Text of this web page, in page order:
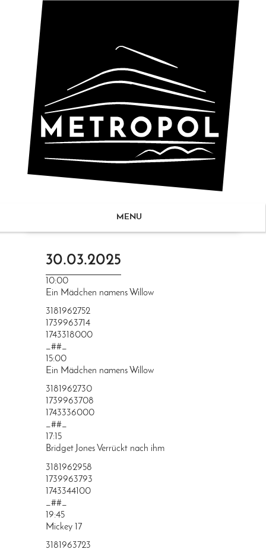
MENU
30.03.2025
10:00
Ein Mädchen namens Willow
3181962752
1739963714
1743318000
_##_
15:00
Ein Mädchen namens Willow
3181962730
1739963708
1743336000
_##_
17:15
Bridget Jones Verrückt nach ihm
3181962958
1739963793
1743344100
_##_
19:45
Mickey 17
3181963723